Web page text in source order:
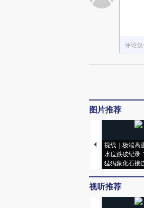
评论
图片推荐
视线｜极端高
水位跌破纪录
猛犸象化石接
视听推荐